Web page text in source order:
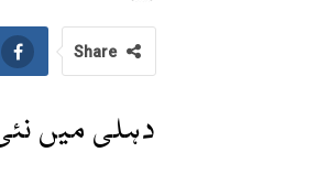
Share
دہلی میں